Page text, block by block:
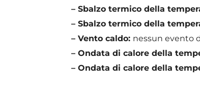
– Sbalzo termico della
– Sbalzo termico della
– Vento caldo: nessun evento
– Ondata di calore della
– Ondata di calore della